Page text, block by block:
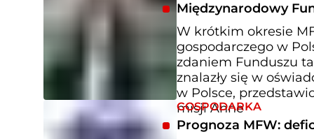
Międzynarodowy
W krótkim okresie
gospodarczego w
zdaniem Funduszu
znalazły się w
w Polsce,
misji Anne
GOSPODARKA
Prognoza MFW: